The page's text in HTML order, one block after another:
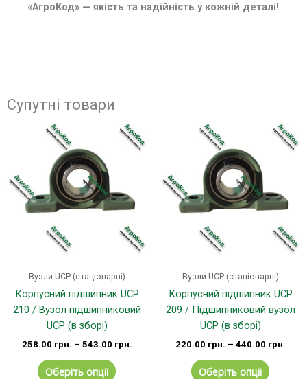
«АгроКод» — якість та надійність у кожній деталі!
Супутні товари
Вузли UCP (стаціонарні)
Корпусний підшипник UCP
210 / Вузол підшипниковий
UCP (в зборі)
258.00 грн. – 543.00 грн.
Оберіть опції
Цей
товар
варіантів.
Параметри
можна
вибрати
сторінці
товару
Вузли UCP (стаціонарні)
Корпусний підшипник UCP
209 / Підшипниковий вузол
UCP (в зборі)
220.00 грн. – 440.00 грн.
Оберіть опції
Цей
товар
можна
вибрати
сторінці
товару